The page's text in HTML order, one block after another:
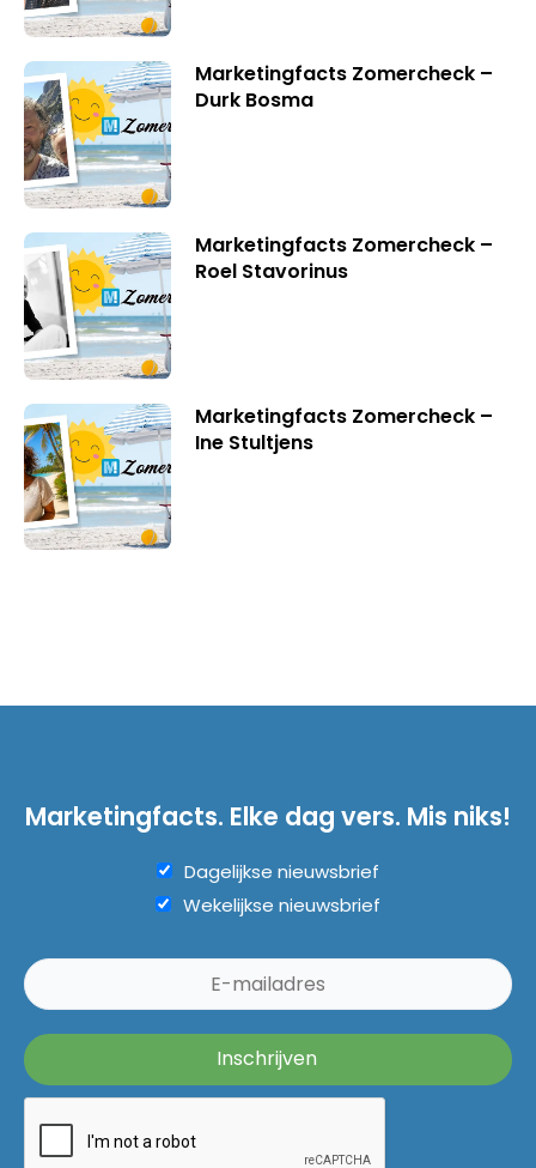
Marketingfacts Zomercheck –
Durk Bosma
Marketingfacts Zomercheck –
Roel Stavorinus
Marketingfacts Zomercheck –
Ine Stultjens
Marketingfacts. Elke dag vers. Mis niks!
Dagelijkse nieuwsbrief
Wekelijkse nieuwsbrief